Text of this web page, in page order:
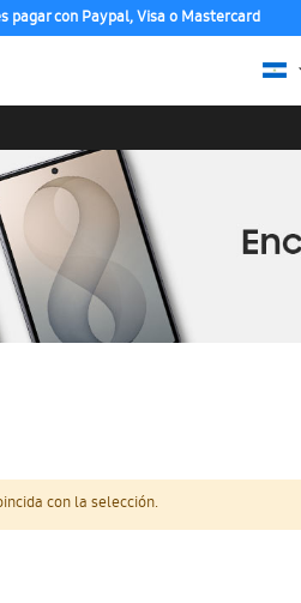
pagar con Paypal, Visa o Mastercard
con la selección.